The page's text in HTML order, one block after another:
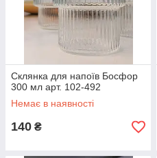
Склянка для напоїв Босфор
300 мл арт. 102-492
Немає в наявності
140 ₴